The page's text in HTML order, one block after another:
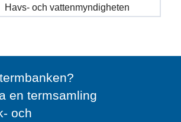
Havs- och vattenmyndigheten
en termsamling
och